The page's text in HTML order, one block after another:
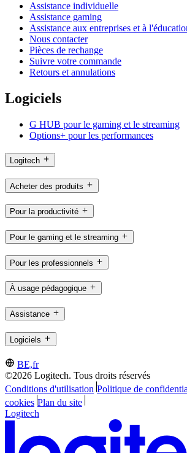
Assistance individuelle
Assistance gaming
Assistance aux entreprises et à
Nous contacter
Pièces de rechange
Suivre votre commande
Retours et annulations
Logiciels
G HUB pour le gaming et le streaming
Options+ pour les performances
Logitech
Acheter des produits
Pour la productivité
Pour le gaming et le streaming
Pour les professionnels
À usage pédagogique
Assistance
Logiciels
BE,fr
©2026 Logitech. Tous droits réservés
Conditions d'utilisation Politique de
cookies Plan du site
Logitech